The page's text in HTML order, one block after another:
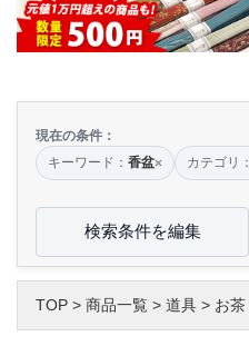
現在の条件：
キーワード： 香盆× カテゴリ：
検索条件を編集
TOP > 商品一覧 > 道具 > お茶